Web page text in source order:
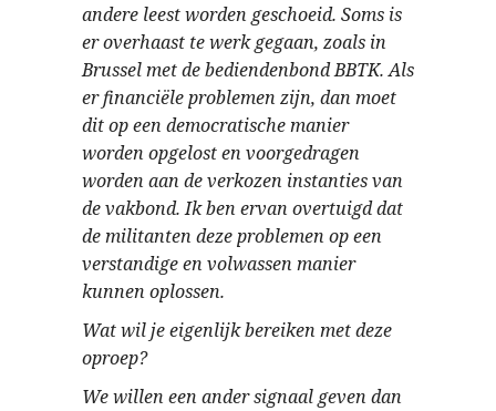
andere leest worden geschoeid. Soms is
er overhaast te werk gegaan, zoals in
Brussel met de bediendenbond BBTK. Als
er financiële problemen zijn, dan moet
dit op een democratische manier
worden opgelost en voorgedragen
worden aan de verkozen instanties van
de vakbond. Ik ben ervan overtuigd dat
de militanten deze problemen op een
verstandige en volwassen manier
kunnen oplossen.
Wat wil je eigenlijk bereiken met deze
oproep?
We willen een ander signaal geven dan